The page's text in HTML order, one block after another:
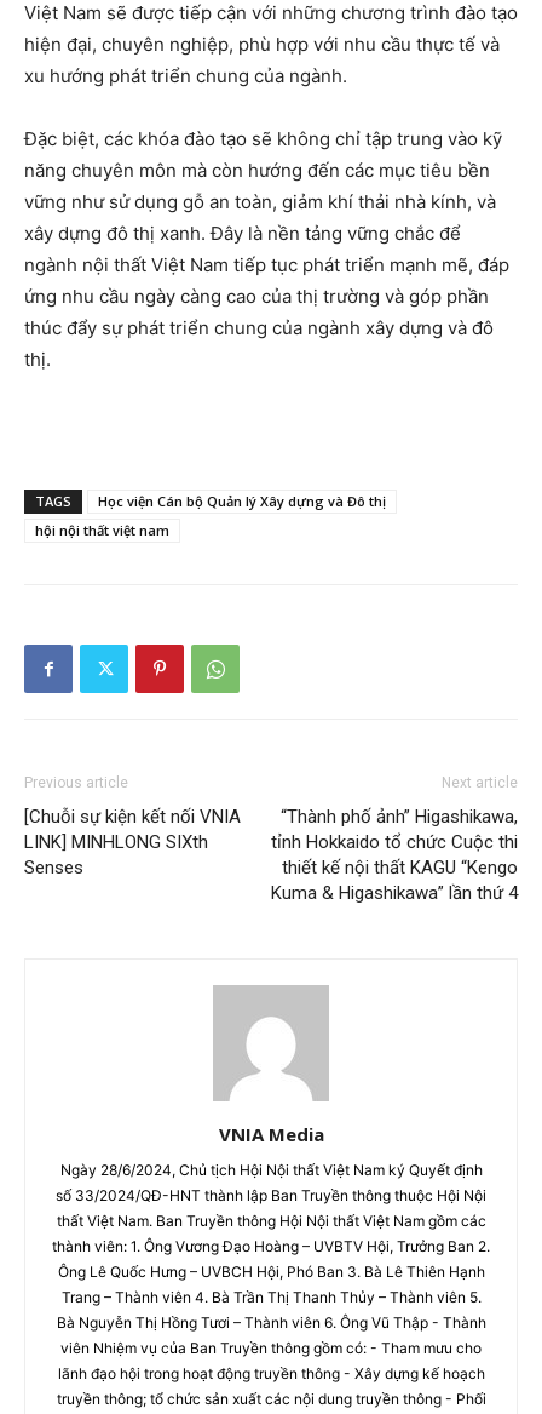
Việt Nam sẽ được tiếp cận với những chương trình đào tạo
hiện đại, chuyên nghiệp, phù hợp với nhu cầu thực tế và
xu hướng phát triển chung của ngành.
Đặc biệt, các khóa đào tạo sẽ không chỉ tập trung vào kỹ
năng chuyên môn mà còn hướng đến các mục tiêu bền
vững như sử dụng gỗ an toàn, giảm khí thải nhà kính, và
xây dựng đô thị xanh. Đây là nền tảng vững chắc để
ngành nội thất Việt Nam tiếp tục phát triển mạnh mẽ, đáp
ứng nhu cầu ngày càng cao của thị trường và góp phần
thúc đẩy sự phát triển chung của ngành xây dựng và đô
thị.
TAGS
Học viện Cán bộ Quản lý Xây dựng và Đô thị
hội nội thất việt nam
Previous article
[Chuỗi sự kiện kết nối VNIA
LINK] MINHLONG SIXth
Senses
Next article
“Thành phố ảnh” Higashikawa,
tỉnh Hokkaido tổ chức Cuộc thi
thiết kế nội thất KAGU “Kengo
Kuma & Higashikawa” lần thứ 4
VNIA Media
Ngày 28/6/2024, Chủ tịch Hội Nội thất Việt Nam ký Quyết định
số 33/2024/QĐ-HNT thành lập Ban Truyền thông thuộc Hội Nội
thất Việt Nam. Ban Truyền thông Hội Nội thất Việt Nam gồm các
thành viên: 1. Ông Vương Đạo Hoàng – UVBTV Hội, Trưởng Ban 2.
Ông Lê Quốc Hưng – UVBCH Hội, Phó Ban 3. Bà Lê Thiên Hạnh
Trang – Thành viên 4. Bà Trần Thị Thanh Thủy – Thành viên 5.
Bà Nguyễn Thị Hồng Tươi – Thành viên 6. Ông Vũ Thập - Thành
viên Nhiệm vụ của Ban Truyền thông gồm có: - Tham mưu cho
lãnh đạo hội trong hoạt động truyền thông - Xây dựng kế hoạch
truyền thông; tổ chức sản xuất các nội dung truyền thông - Phối